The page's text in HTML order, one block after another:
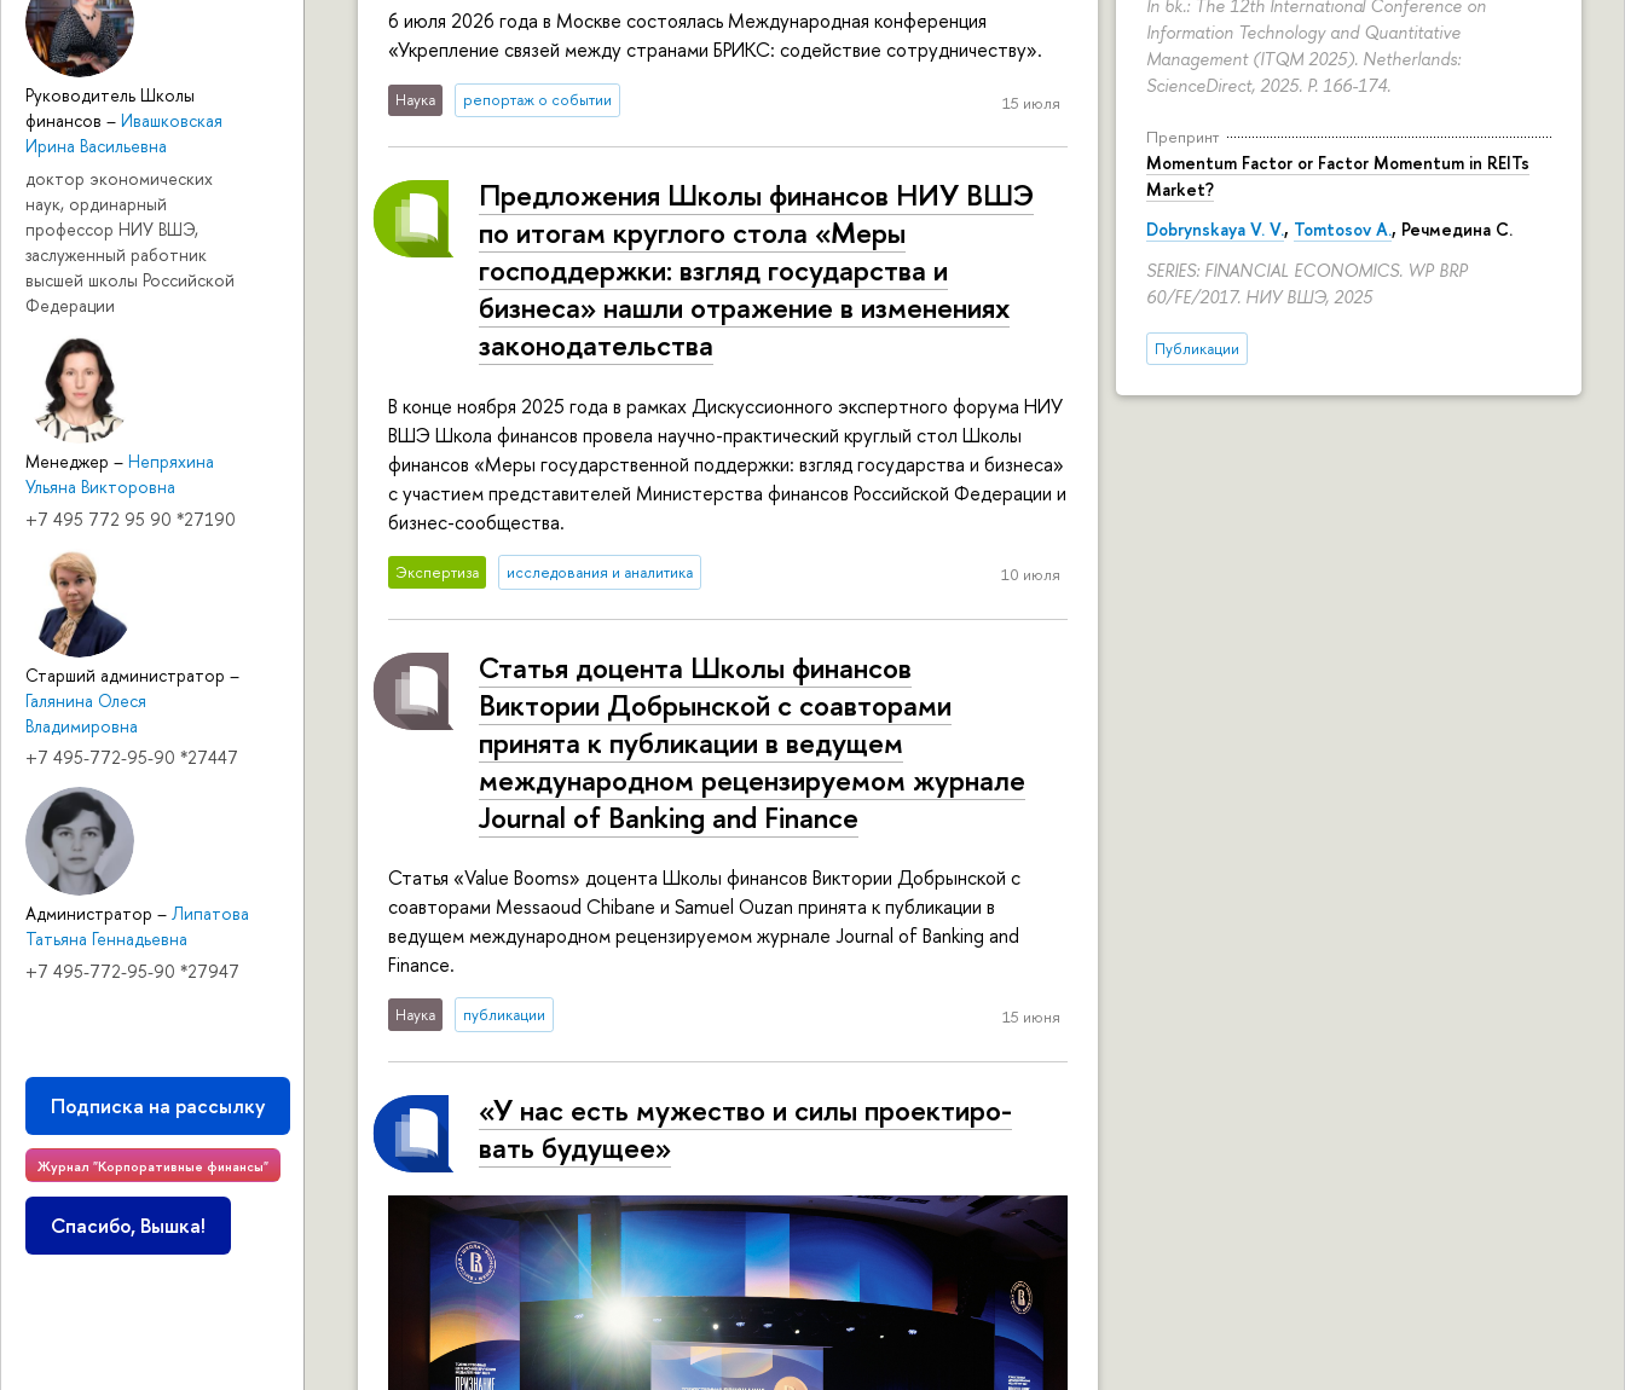
Руководитель Школы
финансов – Ивашковская
Ирина Васильевна
доктор экономических
наук, ординарный
профессор НИУ ВШЭ,
заслуженный работник
высшей школы Российской
Федерации
Менеджер – Непряхина
Ульяна Викторовна
+7 495 772 95 90 *27190
Старший администратор –
Галянина Олеся
Владимировна
+7 495-772-95-90 *27447
Администратор – Липатова
Татьяна Геннадьевна
+7 495-772-95-90 *27947
Подписка на рассылку
Журнал "Корпоративные финансы"
Спасибо, Вышка!
In bk.: The 12th International Conference on
Information Technology and Quantitative
Management (ITQM 2025). Netherlands:
ScienceDirect, 2025. P. 166-174.
Препринт
Momentum Factor or Factor Momentum in REITs
Market?
Dobrynskaya V. V., Tomtosov A., Речмедина С.
SERIES: FINANCIAL ECONOMICS. WP BRP
60/FE/2017. НИУ ВШЭ, 2025
Публикации
6 июля 2026 года в Москве состоялась Международная конференция
«Укрепление связей между странами БРИКС: содействие сотрудничеству».
Наука репортаж о событии 15 июля
Предложения Школы финансов НИУ ВШЭ
по итогам круглого стола «Меры
господдержки: взгляд государства и
бизнеса» нашли отражение в изменениях
законодательства
В конце ноября 2025 года в рамках Дискуссионного экспертного форума НИУ
ВШЭ Школа финансов провела научно-практический круглый стол Школы
финансов «Меры государственной поддержки: взгляд государства и бизнеса»
с участием представителей Министерства финансов Российской Федерации и
бизнес-сообщества.
Экспертиза исследования и аналитика 10 июля
Статья доцента Школы финансов
Виктории Добрынской с соавторами
принята к публикации в ведущем
международном рецензируемом журнале
Journal of Banking and Finance
Статья «Value Booms» доцента Школы финансов Виктории Добрынской с
соавторами Messaoud Chibane и Samuel Ouzan принята к публикации в
ведущем международном рецензируемом журнале Journal of Banking and
Finance.
Наука публикации 15 июня
«У нас есть мужество и силы про­ек­ти­ро­
вать будущее»